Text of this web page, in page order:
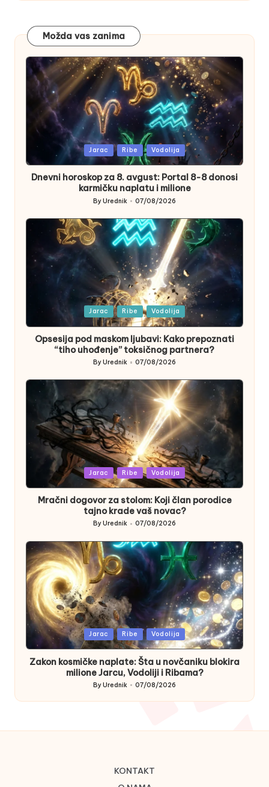
Možda vas zanima
Posted
Jarac Ribe Vodolija
Dnevni horoskop za 8. avgust: Portal 8-8 donosi
karmičku naplatu i milione
Posted
ByUrednik 07/08/2026
Posted
Jarac Ribe Vodolija
Opsesija pod maskom ljubavi: Kako prepoznati
“tiho uhođenje” toksičnog partnera?
Posted
ByUrednik 07/08/2026
Posted
Jarac Ribe Vodolija
Mračni dogovor za stolom: Koji član porodice
tajno krade vaš novac?
Posted
ByUrednik 07/08/2026
Posted
in
Jarac Ribe Vodolija
Zakon kosmičke naplate: Šta u novčaniku blokira
milione Jarcu, Vodoliji i Ribama?
Posted
by
ByUrednik 07/08/2026
KONTAKT